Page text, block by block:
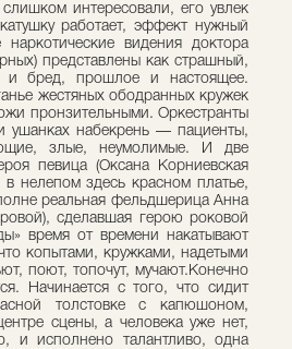
интересовали, его увлек
работает, эффект нужный
видения доктора
представлены как страшный,
и бред, прошлое и настоящее.
жестяных ободранных кружек
пронзительными. Оркестранты
ушанках набекрень — пациенты,
злые, неумолимые. И две
певица (Оксана Корниевская
нелепом здесь красном платье,
реальная фельдшерица Анна
сделавшая герою роковой
время от времени накатывают
копытами, кружками, надетыми
поют, топочут, мучают.Конечно
Начинается с того, что сидит
толстовке с капюшоном,
сцены, а человека уже нет,
и исполнено талантливо, одна